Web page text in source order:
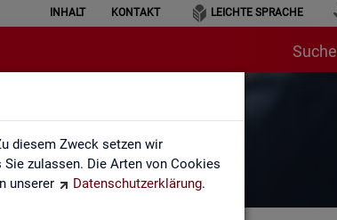
diesem Zweck setzen wir
zulassen. Die Arten von Cookies
unserer
Datenschutzerklärung.
INHALT KONTAKT LEICHTE SPRACHE
Suche